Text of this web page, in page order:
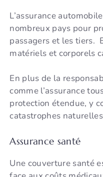
L’assurance
nombreux pays pour
passagers et les tiers.
matériels et corporels
En plus de la
comme l’assurance
protection étendue, y
catastrophes
Assurance santé
Une couverture santé